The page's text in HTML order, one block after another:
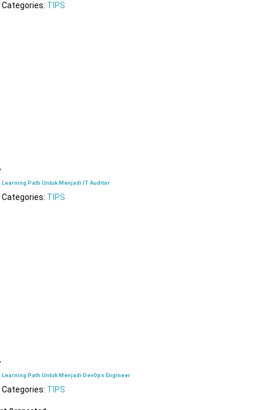
Categories: TIPS
Learning Path Untuk Menjadi IT Auditor
Categories: TIPS
Learning Path Untuk Menjadi DevOps Engineer
Categories: TIPS